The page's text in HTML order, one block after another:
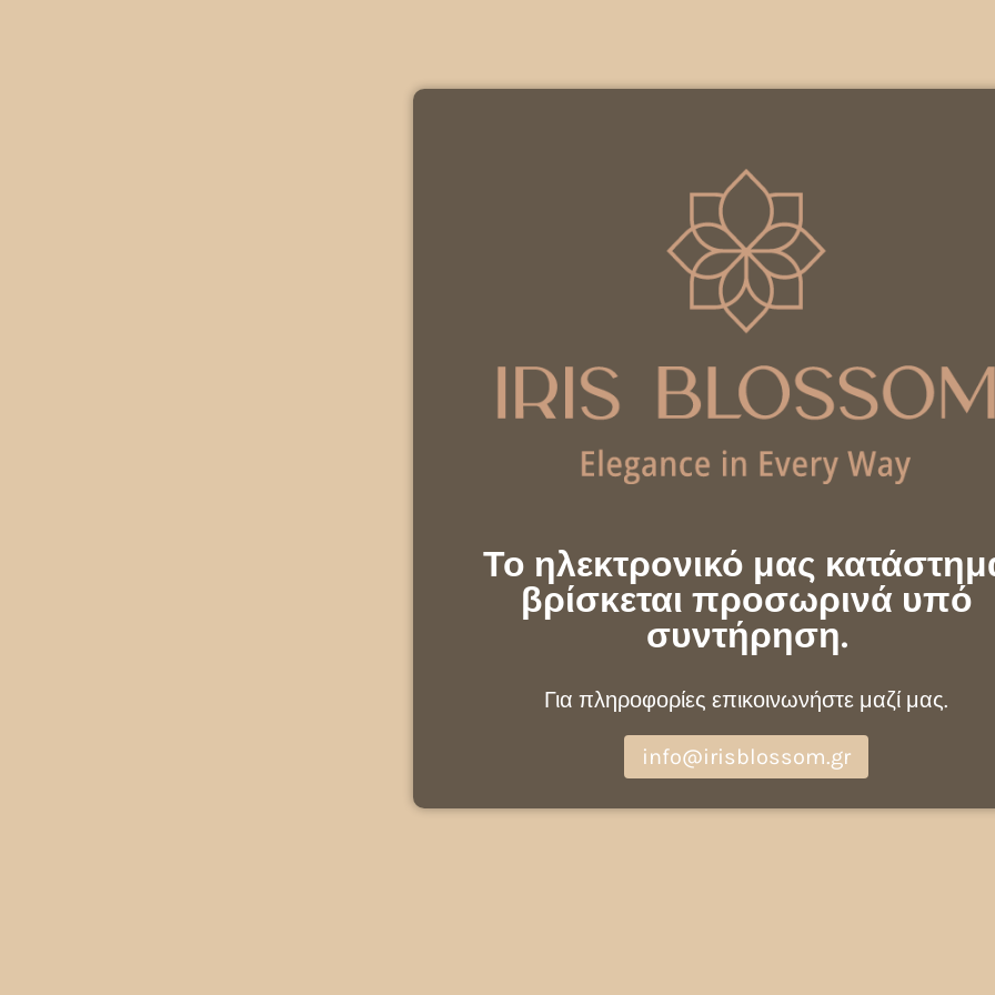
Το ηλεκτρονικό μας
βρίσκεται προσωρινά υπό
συντήρηση.
Για πληροφορίες επικοινωνήστε μαζί μας.
info@irisblossom.gr